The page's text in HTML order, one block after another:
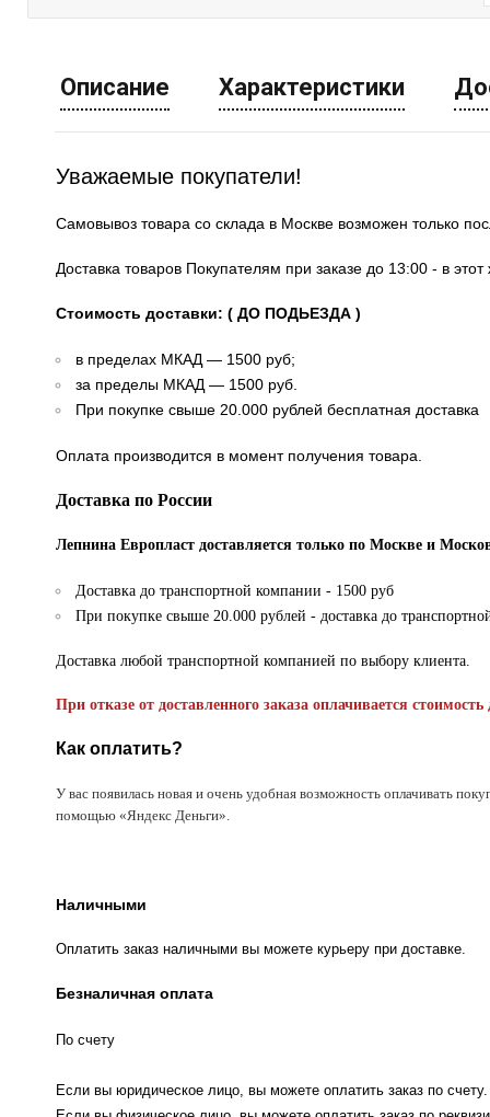
Описание Характеристики
Уважаемые покупатели!
Самовывоз товара со склада в Москве возможен только
Доставка товаров Покупателям при заказе до 13:00 - в
Стоимость доставки: ( ДО ПОДЬЕЗДА )
в пределах МКАД — 1500 руб;
за пределы МКАД — 1500 руб.
При покупке свыше 20.000 рублей бесплатная доставка
Оплата производится в момент получения товара.
Доставка по России
Лепнина Европласт доставляется только по Москве и
Доставка до транспортной компании - 1500 руб
При покупке свыше 20.000 рублей - доставка до
Доставка любой транспортной компанией по выбору клиента.
При отказе от доставленного заказа оплачивается стоимость
Как оплатить?
У вас появилась новая и очень удобная возможность оплачивать
помощью «Яндекс Деньги».
Наличными
Оплатить заказ наличными вы можете курьеру при доставке.
Безналичная оплата
По счету
Если вы юридическое лицо, вы можете оплатить заказ по счету.